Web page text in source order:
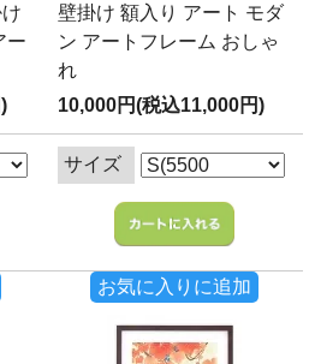
ー
壁掛け 額入り アート モダ
ン アートフレーム おしゃ
れ
10,000円(税込11,000円)
サイズ
お気に入りに追加